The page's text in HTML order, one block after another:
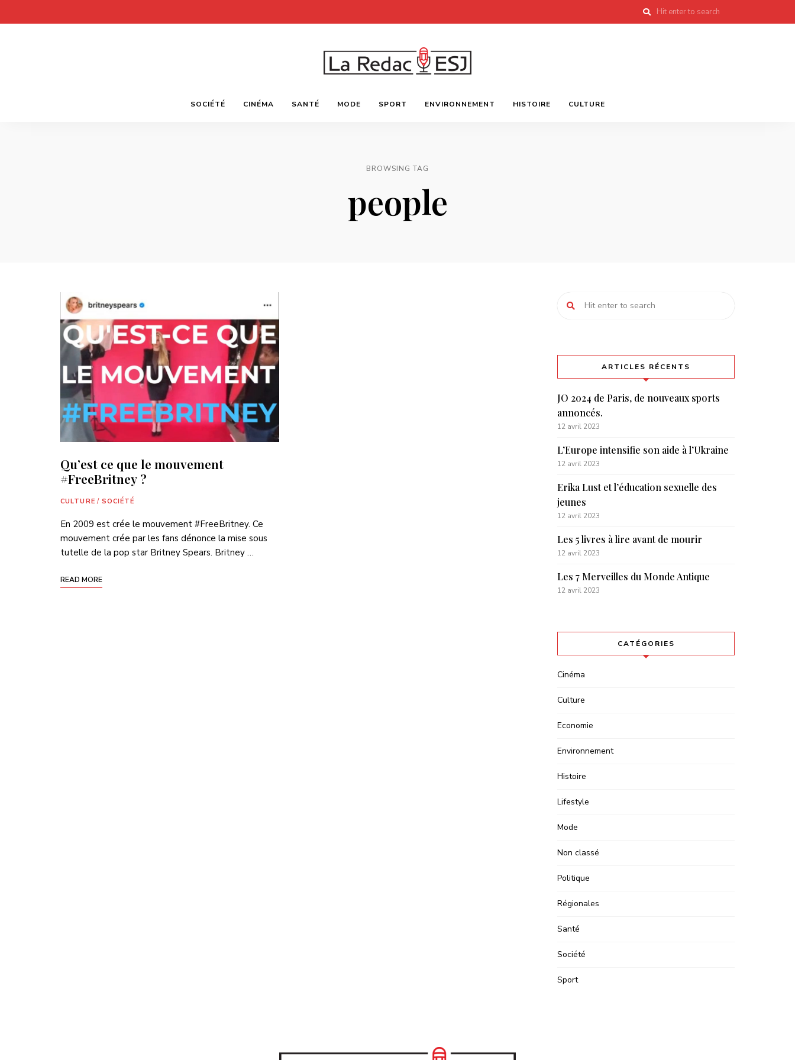
LA
ESJ
des
étudiants
SOCIÉTÉ CINÉMA SANTÉ MODE SPORT ENVIRONNEMENT HISTOIRE CULTURE
BROWSING TAG
people
Qu’est ce que le mouvement
#FreeBritney ?
CULTURE / SOCIÉTÉ
En 2009 est crée le mouvement #FreeBritney. Ce
mouvement crée par les fans dénonce la mise sous
tutelle de la pop star Britney Spears. Britney …
READ MORE
ARTICLES RÉCENTS
JO 2024 de Paris, de nouveaux sports
annoncés.
12 avril 2023
L’Europe intensifie son aide à l’Ukraine
12 avril 2023
Erika Lust et l’éducation sexuelle des
jeunes
12 avril 2023
Les 5 livres à lire avant de mourir
12 avril 2023
Les 7 Merveilles du Monde Antique
12 avril 2023
CATÉGORIES
Cinéma
Culture
Economie
Environnement
Histoire
Lifestyle
Mode
Non classé
Politique
Régionales
Santé
Société
Sport